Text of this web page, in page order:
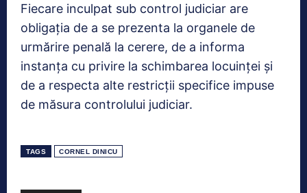
Fiecare inculpat sub control judiciar are
obligația de a se prezenta la organele de
urmărire penală la cerere, de a informa
instanța cu privire la schimbarea locuinței și
de a respecta alte restricții specifice impuse
de măsura controlului judiciar.
TAGS CORNEL DINICU